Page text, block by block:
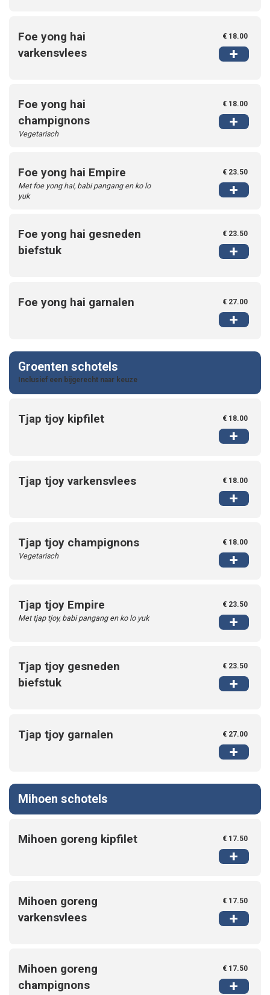
Foe yong hai
varkensvlees
€ 18.00
+
Foe yong hai
champignons
Vegetarisch
€ 18.00
+
Foe yong hai Empire
Met foe yong hai, babi pangang en ko lo
yuk
€ 23.50
+
Foe yong hai gesneden
biefstuk
€ 23.50
+
Foe yong hai garnalen € 27.00
+
Groenten schotels
Inclusief een bijgerecht naar keuze
Tjap tjoy kipfilet € 18.00
+
Tjap tjoy varkensvlees € 18.00
+
Tjap tjoy champignons
Vegetarisch
€ 18.00
+
Tjap tjoy Empire
Met tjap tjoy, babi pangang en ko lo yuk
€ 23.50
+
Tjap tjoy gesneden
biefstuk
€ 23.50
+
Tjap tjoy garnalen € 27.00
+
Mihoen schotels
Mihoen goreng kipfilet € 17.50
+
Mihoen goreng
varkensvlees
€ 17.50
+
Mihoen goreng
champignons
€ 17.50
+